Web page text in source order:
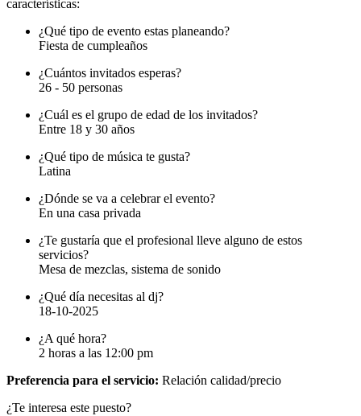
características:
¿Qué tipo de evento estas planeando?
Fiesta de cumpleaños
¿Cuántos invitados esperas?
26 - 50 personas
¿Cuál es el grupo de edad de los invitados?
Entre 18 y 30 años
¿Qué tipo de música te gusta?
Latina
¿Dónde se va a celebrar el evento?
En una casa privada
¿Te gustaría que el profesional lleve alguno de estos
servicios?
Mesa de mezclas, sistema de sonido
¿Qué día necesitas al dj?
18-10-2025
¿A qué hora?
2 horas a las 12:00 pm
Preferencia para el servicio: Relación calidad/precio
¿Te interesa este puesto?